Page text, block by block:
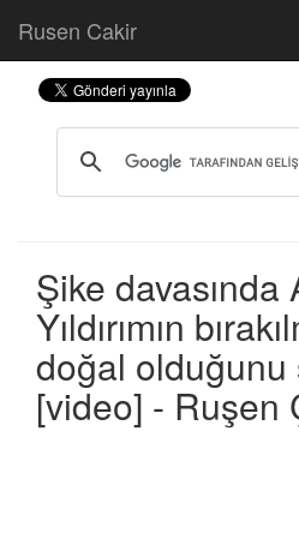
Rusen Cakir
Şike davasında
Yıldırımın
doğal olduğunu
[video] - Ruşen